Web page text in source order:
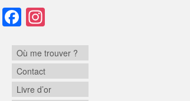
Facebook
Où me trouver ?
Contact
Livre d’or